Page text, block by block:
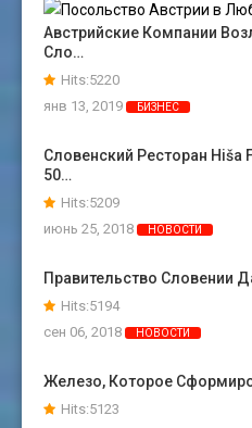
Австрийские Компании
Сло…
Hits:5220
янв 13, 2019
БИЗНЕС
Словенский Ресторан
50…
Hits:5209
июнь 25, 2018
НОВОСТИ
Правительство Словении
Hits:5194
сен 06, 2018
НОВОСТИ
Железо, Которое
Hits:5123